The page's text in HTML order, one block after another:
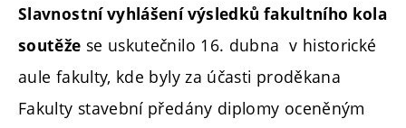
Slavnostní vyhlášení výsledků fakultního kola
soutěže se uskutečnilo 16. dubna v historické
aule fakulty, kde byly za účasti proděkana
Fakulty stavební předány diplomy oceněným